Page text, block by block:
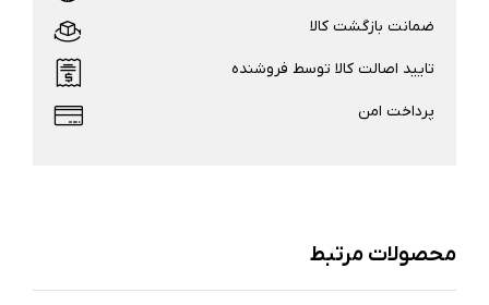
ضمانت بازگشت کالا
تایید اصالت کالا توسط فروشنده
پرداخت امن
محصولات مرتبط